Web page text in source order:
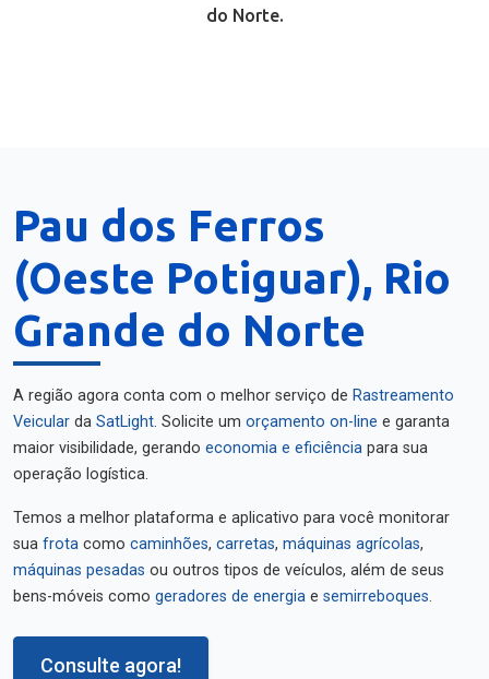
do Norte.
Pau dos Ferros
(Oeste Potiguar), Rio
Grande do Norte
A região agora conta com o melhor serviço de Rastreamento
Veicular da SatLight. Solicite um orçamento on-line e garanta
maior visibilidade, gerando economia e eficiência para sua
operação logística.
Temos a melhor plataforma e aplicativo para você monitorar
sua frota como caminhões, carretas, máquinas agrícolas,
máquinas pesadas ou outros tipos de veículos, além de seus
bens-móveis como geradores de energia e semirreboques.
Consulte agora!